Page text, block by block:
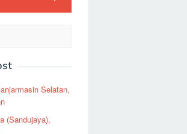
Selatan,
(Sandujaya),